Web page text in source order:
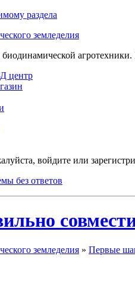
раздела
земледелия
центр
войдите или
без ответов
земледелия » Первые